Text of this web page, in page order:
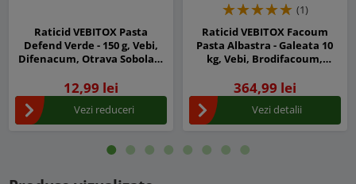
Raticid VEBITOX Pasta
Defend Verde - 150 g, Vebi,
Difenacum, Otrava Sobolani
12,99 lei
Vezi reduceri
(1)
Raticid VEBITOX Facoum
Pasta Albastra - Galeata 10
kg, Vebi, Brodifacoum,
364,99 lei
Vezi detalii